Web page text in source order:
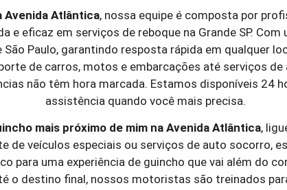
Avenida Atlântica, nossa equipe é composta por
e eficaz em serviços de reboque na Grande SP.
Paulo, garantindo resposta rápida em qualquer
de carros, motos e embarcações até serviços
não têm hora marcada. Estamos disponíveis 24
assistência quando você mais precisa.
mais próximo de mim na Avenida Atlântica,
de veículos especiais ou serviços de auto socorro,
para uma experiência de guincho que vai além do
o destino final, nossos motoristas são treinados